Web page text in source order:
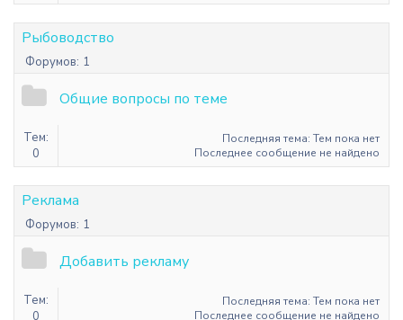
Рыбоводство
Форумов: 1
Общие вопросы по теме
Тем:
0
Последняя тема: Тем пока нет
Последнее сообщение не найдено
Реклама
Форумов: 1
Добавить рекламу
Тем:
0
Последняя тема: Тем пока нет
Последнее сообщение не найдено